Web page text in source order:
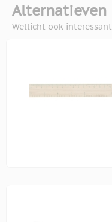
Alternatieven
Wellicht ook interessant